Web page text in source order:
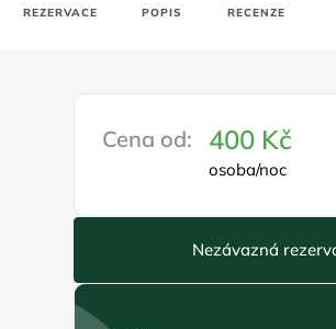
REZERVACE POPIS RECENZE
Cena od: 400 Kč
osoba/noc
Nezávazná